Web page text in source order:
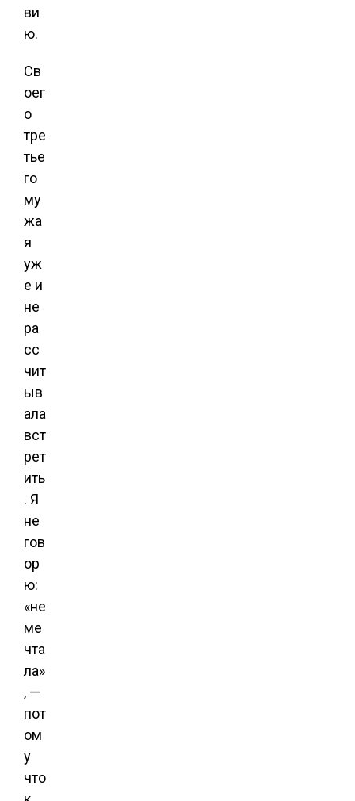
ви
ю.
Св
оег
о
тре
тье
го
му
жа
я
уж
е и
не
ра
сс
чит
ыв
ала
вст
рет
ить
. Я
не
гов
ор
ю:
«не
ме
чта
ла»
, —
пот
ом
у
что